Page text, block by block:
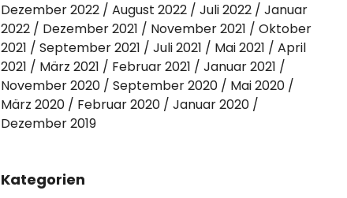
Dezember 2022 August 2022 Juli 2022
Januar
2022
Dezember 2021 November 2021
Oktober
2021
September 2021 Juli 2021 Mai 2021
April
2021
März 2021 Februar 2021
Januar 2021
November 2020
September 2020
Mai 2020
März 2020
Februar 2020
Januar 2020
Dezember 2019
Kategorien